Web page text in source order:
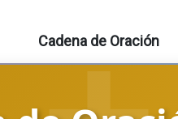
Cadena de Oración